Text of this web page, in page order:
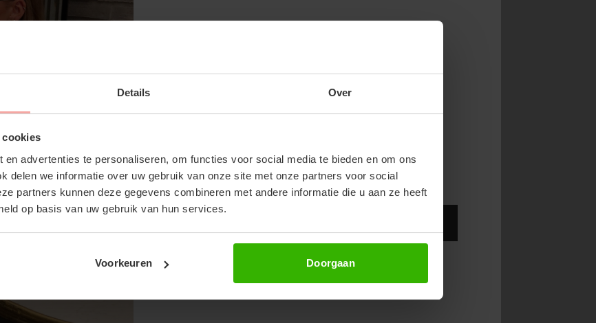
Details Over
cookies
advertenties te personaliseren, om functies voor social media te bieden en om ons
delen we informatie over uw gebruik van onze site met onze partners voor social
partners kunnen deze gegevens combineren met andere informatie die u aan ze heeft
op basis van uw gebruik van hun services.
Voorkeuren Doorgaan
SUBSCRIBE NOW & GET 10%
RECENTE ARTIKELEN